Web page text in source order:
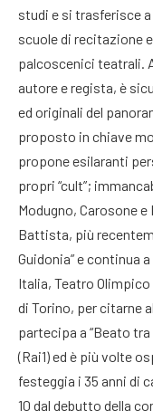
studi e si trasferisce
scuole di recitazione
palcoscenici teatrali.
autore e regista, è
ed originali del
proposto in chiave
propone esilaranti
propri “cult”;
Modugno, Carosone
Battista, più
Guidonia” e continua
Italia, Teatro
di Torino, per citarne
partecipa a “Beato tra
(Rai1) ed è più volte
festeggia i 35 anni di
10 dal debutto della